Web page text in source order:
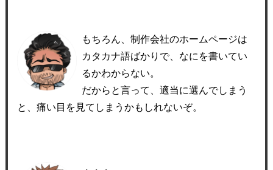
もちろん、制作会社のホームページは
カタカナ語ばかりで、なにを書いてい
るかわからない。
だからと言って、適当に選んでしまう
と、痛い目を見てしまうかもしれないぞ。